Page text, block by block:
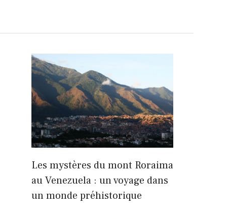
Les mystères du mont Roraima
au Venezuela : un voyage dans
un monde préhistorique